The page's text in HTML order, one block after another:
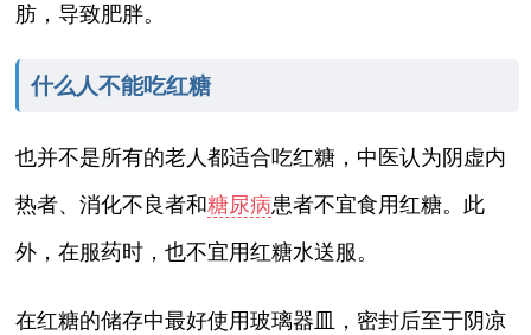
肪，导致肥胖。
什么人不能吃红糖
也并不是所有的老人都适合吃红糖，中医认为阴虚内
热者、消化不良者和糖尿病患者不宜食用红糖。此
外，在服药时，也不宜用红糖水送服。
在红糖的储存中最好使用玻璃器皿，密封后至于阴凉